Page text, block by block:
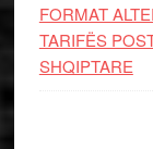
FORMAT
TARIFËS
SHQIPTARE